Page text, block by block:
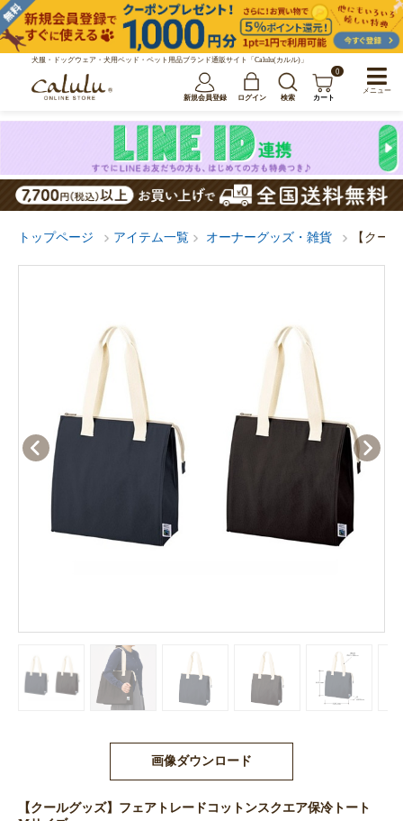
犬服・ドッグウェア・犬用ベッド・ペット用品ブランド通販サイト「Calulu(カルル)」
新規会員登録 ログイン 検索
0
カート
トップページ アイテム一覧 オーナーグッズ・雑貨 【クー
画像ダウンロード
【クールグッズ】フェアトレードコットンスクエア保冷トート
メニュー